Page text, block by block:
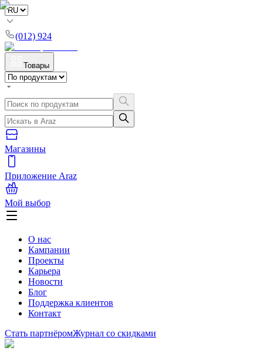
(012) 924
Товары
Магазины
Приложение Araz
Мой выбор
О нас
Кампании
Проекты
Карьера
Новости
Блог
Поддержка клиентов
Контакт
Стать партнёромЖурнал со скидками